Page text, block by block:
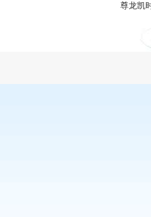
水利水电工程监理
尊龙凯